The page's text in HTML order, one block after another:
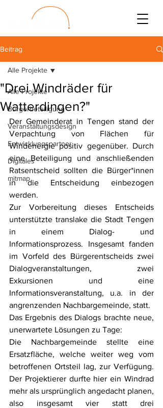
Beitrag
Alle Projekte
Bürgerbeteiligung
Veranstaltungsdesign
Entwicklungspartner
Digitales
mitmap
Alle Projekte
"Drei Windräder für
Watterdingen?"
Der Gemeinderat in Tengen stand der
Verpachtung von Flächen für
Windenergie positiv gegenüber. Durch
eine Beteiligung und anschließenden
Ratsentscheid sollten die Bürger*innen
in die Entscheidung einbezogen
werden.
Zur Vorbereitung dieses Entscheids
unterstützte translake die Stadt Tengen
in einem Dialog- und
Informationsprozess. Insgesamt fanden
im Vorfeld des Bürgerentscheids zwei
Dialogveranstaltungen, zwei
Exkursionen und eine
Informationsveranstaltung, u.a. in der
angrenzenden Nachbargemeinde, statt.
Das Ergebnis des Dialogs brachte neue,
unerwartete Lösungen zu Tage:
Die Nachbargemeinde stellte eine
Ersatzfläche, welche weiter weg vom
betroffenen Ortsteil lag, zur Verfügung.
Der Projektierer durfte hier ein Windrad
mehr als ursprünglich angedacht planen,
also insgesamt vier statt drei